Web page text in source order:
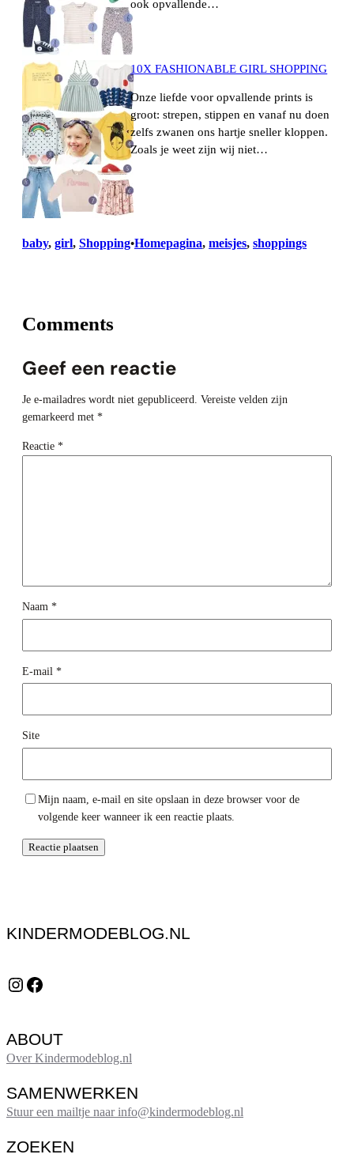
ook opvallende…
10X FASHIONABLE GIRL SHOPPING
Onze liefde voor opvallende prints is
groot: strepen, stippen en vanaf nu doen
zelfs zwanen ons hartje sneller kloppen.
Zoals je weet zijn wij niet…
baby, girl, Shopping•Homepagina, meisjes, shoppings
Comments
Geef een reactie
Je e-mailadres wordt niet gepubliceerd. Vereiste velden zijn
gemarkeerd met *
Reactie *
Naam *
E-mail *
Site
Mijn naam, e-mail en site opslaan in deze browser voor de
volgende keer wanneer ik een reactie plaats.
KINDERMODEBLOG.NL
Instagram Facebook
ABOUT
Over Kindermodeblog.nl
SAMENWERKEN
Stuur een mailtje naar info@kindermodeblog.nl
ZOEKEN